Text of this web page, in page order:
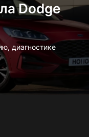
Dodge
диагностике